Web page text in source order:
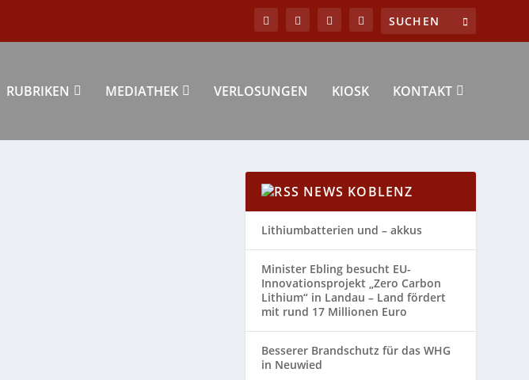
RUBRIKEN MEDIATHEK VERLOSUNGEN KIOSK KONTAKT
NEWS KOBLENZ
Lithiumbatterien und – akkus
Minister Ebling besucht EU-
Innovationsprojekt „Zero Carbon
Lithium“ in Landau – Land fördert
mit rund 17 Millionen Euro
Besserer Brandschutz für das WHG
in Neuwied